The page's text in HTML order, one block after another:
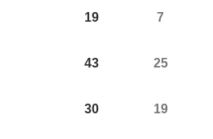
19 7
43 25
30 19